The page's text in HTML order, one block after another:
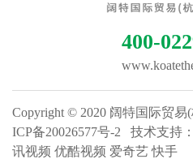
400-
Copyright © 2020 阔特国际贸
ICP备20026577号-2 技术支持：
讯视频 优酷视频 爱奇艺 快手